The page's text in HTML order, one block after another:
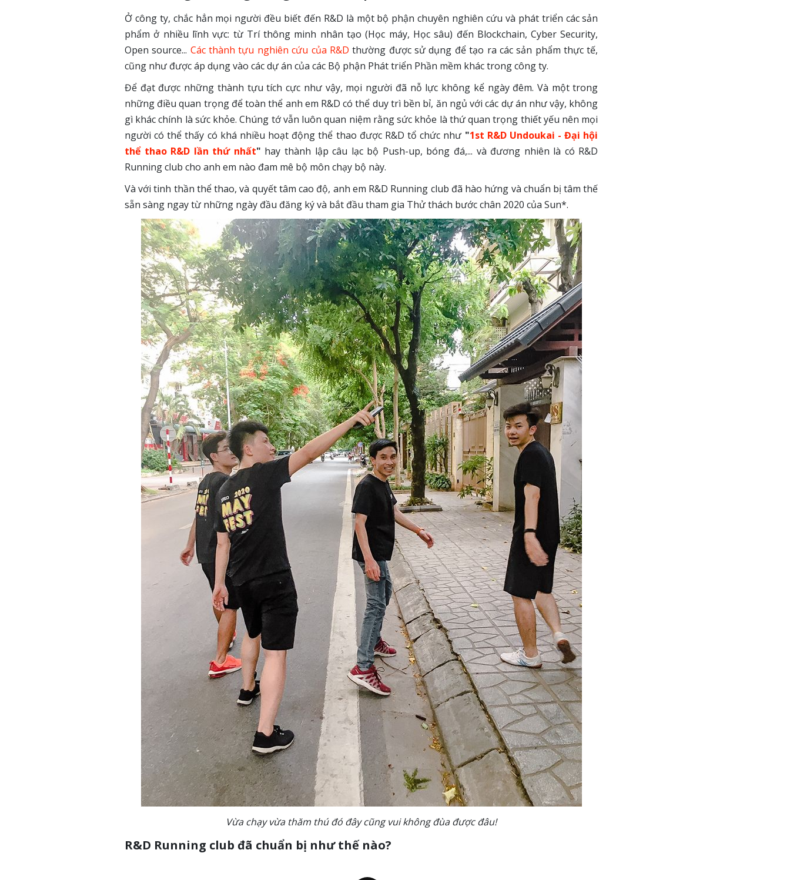
Ở công ty, chắc hẳn mọi người đều biết đến R&D là một bộ phận chuyên nghiên cứu và phát triển các sản
phẩm ở nhiều lĩnh vực: từ Trí thông minh nhân tạo (Học máy, Học sâu) đến Blockchain, Cyber Security,
Open source... Các thành tựu nghiên cứu của R&D thường được sử dụng để tạo ra các sản phẩm thực tế,
cũng như được áp dụng vào các dự án của các Bộ phận Phát triển Phần mềm khác trong công ty.
Để đạt được những thành tựu tích cực như vậy, mọi người đã nỗ lực không kể ngày đêm. Và một trong
những điều quan trọng để toàn thể anh em R&D có thể duy trì bền bỉ, ăn ngủ với các dự án như vậy, không
gì khác chính là sức khỏe. Chúng tớ vẫn luôn quan niệm rằng sức khỏe là thứ quan trọng thiết yếu nên mọi
người có thể thấy có khá nhiều hoạt động thể thao được R&D tổ chức như "1st R&D Undoukai - Đại hội
thể thao R&D lần thứ nhất" hay thành lập câu lạc bộ Push-up, bóng đá,... và đương nhiên là có R&D
Running club cho anh em nào đam mê bộ môn chạy bộ này.
Và với tinh thần thể thao, và quyết tâm cao độ, anh em R&D Running club đã hào hứng và chuẩn bị tâm thế
sẵn sàng ngay từ những ngày đầu đăng ký và bắt đầu tham gia Thử thách bước chân 2020 của Sun*.
Vừa chạy vừa thăm thú đó đây cũng vui không đùa được đâu!
R&D Running club đã chuẩn bị như thế nào?